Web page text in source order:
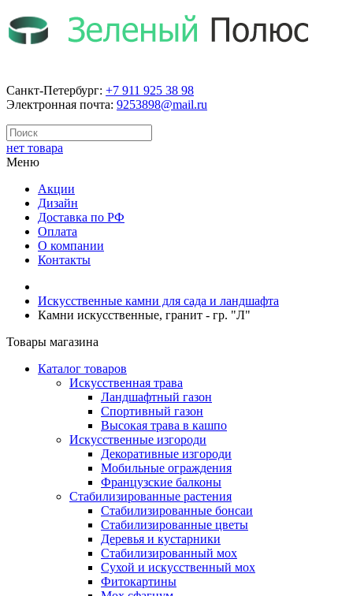
Санкт-Петербург: +7 911 925 38 98
Электронная почта: 9253898@mail.ru
нет товара
Меню
Акции
Дизайн
Доставка по РФ
Оплата
О компании
Контакты
Искусственные камни для сада и ландшафта
Камни искусственные, гранит - гр. "Л"
Товары магазина
Каталог товаров
Искусственная трава
Ландшафтный газон
Спортивный газон
Высокая трава в кашпо
Искусственные изгороди
Декоративные изгороди
Мобильные ограждения
Французские балконы
Стабилизированные растения
Стабилизированные бонсаи
Стабилизированные цветы
Деревья и кустарники
Стабилизированный мох
Сухой и искусственный мох
Фитокартины